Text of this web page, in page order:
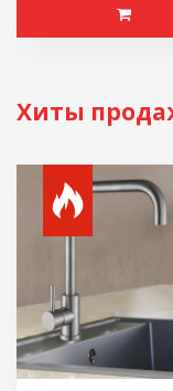
Хиты